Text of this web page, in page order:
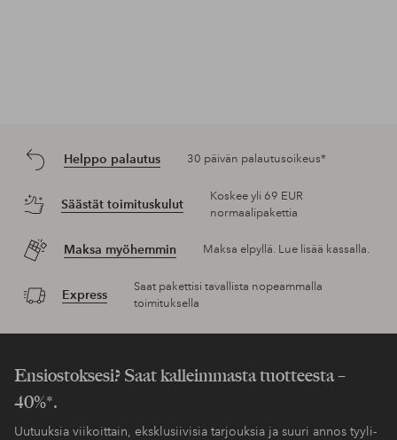
Helppo palautus 30 päivän palautusoikeus*
Säästät toimituskulut
Koskee yli 69 EUR
normaalipakettia
Maksa myöhemmin Maksa elpyllä. Lue lisää kassalla.
Express
Saat pakettisi tavallista nopeammalla
toimituksella
Ensiostoksesi? Saat kalleimmasta tuotteesta –
40%*.
Uutuuksia viikoittain, eksklusiivisia tarjouksia ja suuri annos tyyli-